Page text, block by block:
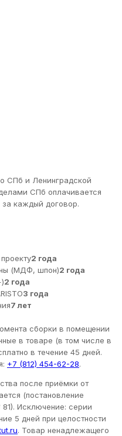
СПб и Ленинградской
СПб оплачивается
за каждый договор.
2 года
(МДФ, шпон)2 года
2 года
3 года
7 лет
сборки в помещении
в товаре (в том числе в
в течение 45 дней.
+7 (812) 454-62-28.
после приёмки от
(постановление
Исключение: серии
5 дней при целостности
. Товар ненадлежащего